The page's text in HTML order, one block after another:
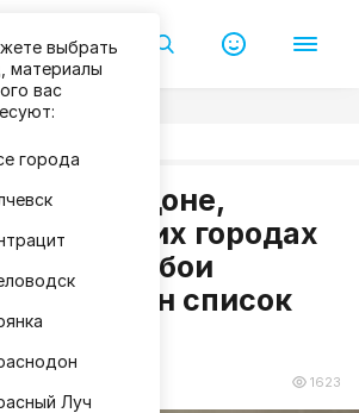
выбрать
материалы
вас
города
Луч
Краснодоне,
и других городах
перебои
список
1623